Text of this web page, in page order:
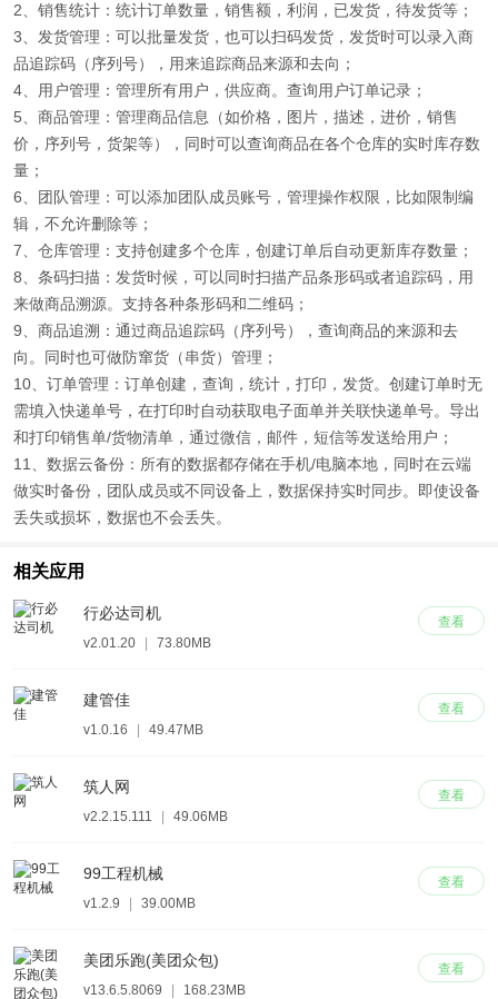
2、销售统计：统计订单数量，销售额，利润，已发货，待发货等；
3、发货管理：可以批量发货，也可以扫码发货，发货时可以录入商
品追踪码（序列号），用来追踪商品来源和去向；
4、用户管理：管理所有用户，供应商。查询用户订单记录；
5、商品管理：管理商品信息（如价格，图片，描述，进价，销售
价，序列号，货架等），同时可以查询商品在各个仓库的实时库存数
量；
6、团队管理：可以添加团队成员账号，管理操作权限，比如限制编
辑，不允许删除等；
7、仓库管理：支持创建多个仓库，创建订单后自动更新库存数量；
8、条码扫描：发货时候，可以同时扫描产品条形码或者追踪码，用
来做商品溯源。支持各种条形码和二维码；
9、商品追溯：通过商品追踪码（序列号），查询商品的来源和去
向。同时也可做防窜货（串货）管理；
10、订单管理：订单创建，查询，统计，打印，发货。创建订单时无
需填入快递单号，在打印时自动获取电子面单并关联快递单号。导出
和打印销售单/货物清单，通过微信，邮件，短信等发送给用户；
11、数据云备份：所有的数据都存储在手机/电脑本地，同时在云端
做实时备份，团队成员或不同设备上，数据保持实时同步。即使设备
丢失或损坏，数据也不会丢失。
相关应用
查看
行必达司机
v2.01.20 73.80MB
查看
建管佳
v1.0.16 49.47MB
查看
筑人网
v2.2.15.111 49.06MB
查看
99工程机械
v1.2.9 39.00MB
查看
美团乐跑(美团众包)
v13.6.5.8069 168.23MB